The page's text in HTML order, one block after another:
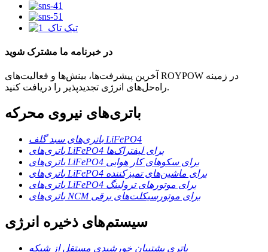
در خبرنامه ما مشترک شوید
آخرین پیشرفت‌ها، بینش‌ها و فعالیت‌های ROYPOW در زمینه
راه‌حل‌های انرژی تجدیدپذیر را دریافت کنید.
باتری‌های نیروی محرکه
باتری‌های سبد گلف LiFePO4
باتری‌های LiFePO4 برای لیفتراک‌ها
باتری‌های LiFePO4 برای سکوهای کار هوایی
باتری‌های LiFePO4 برای ماشین‌های تمیزکننده
باتری‌های LiFePO4 برای موتورهای ترولینگ
باتری‌های NCM برای موتورسیکلت‌های برقی
سیستم‌های ذخیره انرژی
باتری پشتیبان خورشیدی مستقل از شبکه